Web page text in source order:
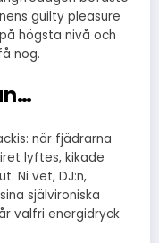
guilty pleasure
högsta nivå och
nog.
när fjädrarna
lyftes, kikade
ut. Ni vet, DJ:n,
självironiska
valfri energidryck